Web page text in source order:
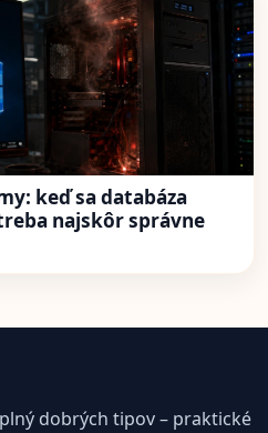
keď sa databáza
najskôr správne
dobrých tipov – praktické